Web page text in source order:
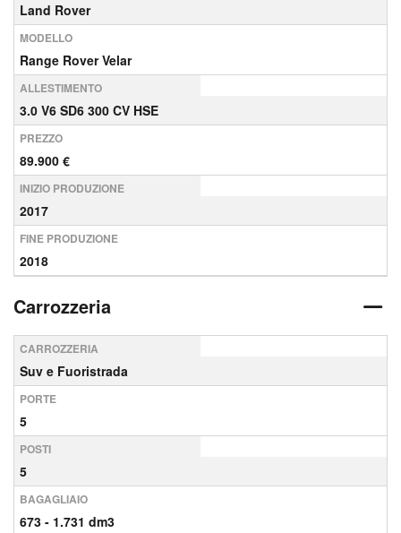
Land Rover
MODELLO
Range Rover Velar
ALLESTIMENTO
3.0 V6 SD6 300 CV HSE
PREZZO
89.900 €
INIZIO PRODUZIONE
2017
FINE PRODUZIONE
2018
Carrozzeria
CARROZZERIA
Suv e Fuoristrada
PORTE
5
POSTI
5
BAGAGLIAIO
673 - 1.731 dm3